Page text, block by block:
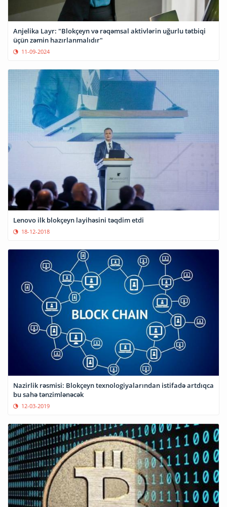
Anjelika Layr: "Blokçeyn və rəqəmsal aktivlərin uğurlu tətbiqi
üçün zəmin hazırlanmalıdır"
11-09-2024
Lenovo ilk blokçeyn layihəsini təqdim etdi
18-12-2018
Nazirlik rəsmisi: Blokçeyn texnologiyalarından istifadə artdıqca
bu sahə tənzimlənəcək
12-03-2019